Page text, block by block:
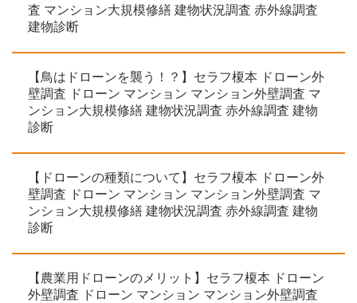
査 マンション大規模修繕 建物状況調査 赤外線調査
建物診断
【鳥はドローンを襲う！？】セラフ榎本 ドローン外
壁調査 ドローン マンション マンション外壁調査 マ
ンション大規模修繕 建物状況調査 赤外線調査 建物
診断
【ドローンの種類について】セラフ榎本 ドローン外
壁調査 ドローン マンション マンション外壁調査 マ
ンション大規模修繕 建物状況調査 赤外線調査 建物
診断
【農業用ドローンのメリット】セラフ榎本 ドローン
外壁調査 ドローン マンション マンション外壁調査